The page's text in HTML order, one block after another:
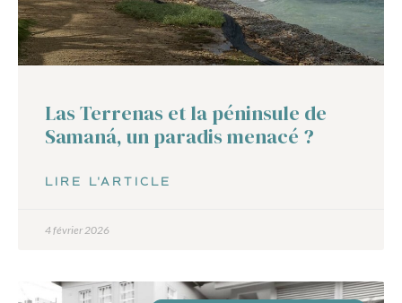
Las Terrenas et la péninsule de
Samaná, un paradis menacé ?
LIRE L'ARTICLE
4 février 2026